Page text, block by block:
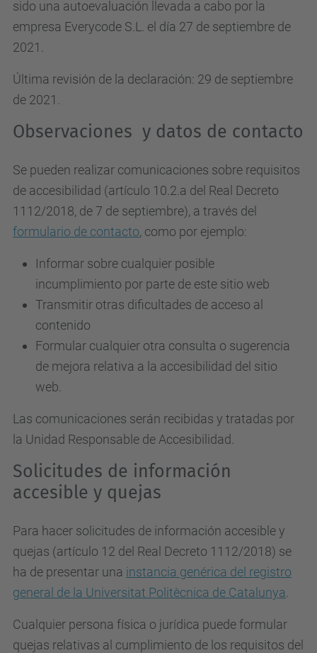
sido una autoevaluación llevada a cabo por la
empresa Everycode S.L. el día 27 de septiembre de
2021.
Última revisión de la declaración: 29 de septiembre
de 2021.
Observaciones y datos de contacto
Se pueden realizar comunicaciones sobre requisitos
de accesibilidad (artículo 10.2.a del Real Decreto
1112/2018, de 7 de septiembre), a través del
formulario de contacto, como por ejemplo:
Informar sobre cualquier posible
incumplimiento por parte de este sitio web
Transmitir otras dificultades de acceso al
contenido
Formular cualquier otra consulta o sugerencia
de mejora relativa a la accesibilidad del sitio
web.
Las comunicaciones serán recibidas y tratadas por
la Unidad Responsable de Accesibilidad.
Solicitudes de información
accesible y quejas
Para hacer solicitudes de información accesible y
quejas (artículo 12 del Real Decreto 1112/2018) se
ha de presentar una instancia genérica del registro
general de la Universitat Politècnica de Catalunya
Cualquier persona física o jurídica puede formular
quejas relativas al cumplimiento de los requisitos del